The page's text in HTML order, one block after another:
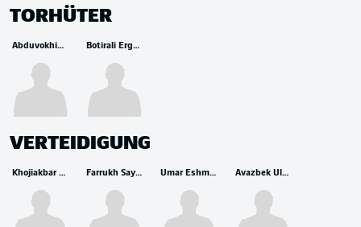
TORHÜTER
Abduvokhid Nematov Botirali Ergashev
VERTEIDIGUNG
Khojiakbar Alijonov Farrukh Sayfiev Umar Eshmurodov Avazbek Ulmasaliev